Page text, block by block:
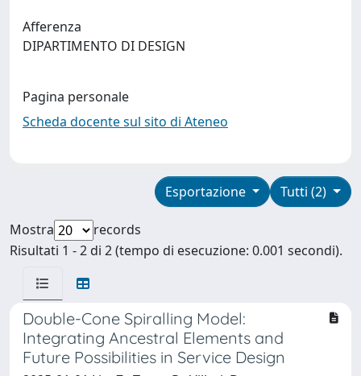
Afferenza
DIPARTIMENTO DI DESIGN
Pagina personale
Scheda docente sul sito di Ateneo
Tutti (2)
Esportazione
Mostra
records
Risultati 1 - 2 di 2 (tempo di esecuzione: 0.001 secondi).
Double-Cone Spiralling Model:
Integrating Ancestral Elements and
Future Possibilities in Service Design